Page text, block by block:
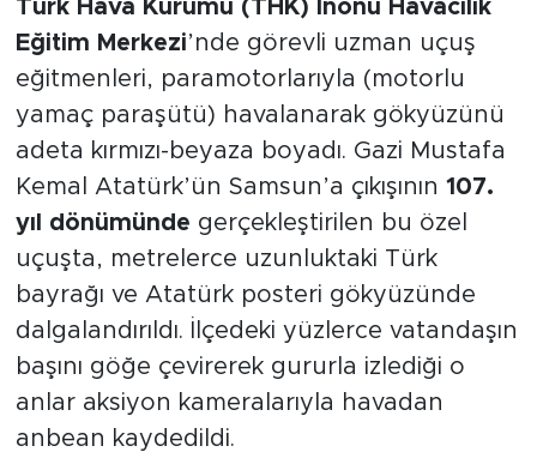
Türk Hava Kurumu (THK) İnönü Havacılık
Eğitim Merkezi’nde görevli uzman uçuş
eğitmenleri, paramotorlarıyla (motorlu
yamaç paraşütü) havalanarak gökyüzünü
adeta kırmızı-beyaza boyadı. Gazi Mustafa
Kemal Atatürk’ün Samsun’a çıkışının 107.
yıl dönümünde gerçekleştirilen bu özel
uçuşta, metrelerce uzunluktaki Türk
bayrağı ve Atatürk posteri gökyüzünde
dalgalandırıldı. İlçedeki yüzlerce vatandaşın
başını göğe çevirerek gururla izlediği o
anlar aksiyon kameralarıyla havadan
anbean kaydedildi.